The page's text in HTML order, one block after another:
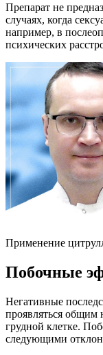
Препарат не
случаях, когда
например, в
психических
Применение
Побочные
Негативные
проявляться общим
грудной клетке.
следующими